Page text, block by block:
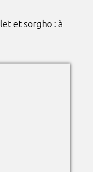
et sorgho : à